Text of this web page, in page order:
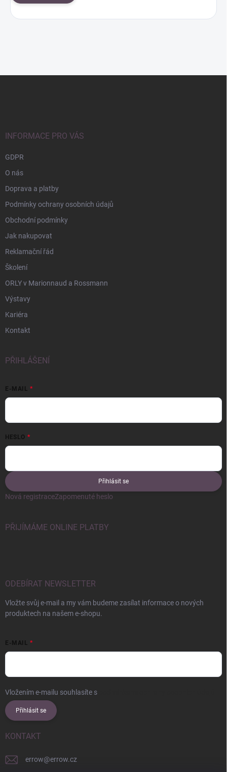
INFORMACE PRO VÁS
GDPR
O nás
Doprava a platby
Podmínky ochrany osobních údajů
Obchodní podmínky
Jak nakupovat
Reklamační řád
Školení
ORLY v Marionnaud a Rossmann
Výstavy
Kariéra
Kontakt
PŘIHLÁŠENÍ
E-MAIL
HESLO
Přihlásit se
Nová registraceZapomenuté heslo
PŘIJÍMÁME ONLINE PLATBY
ODEBÍRAT NEWSLETTER
Vložte svůj e-mail a my vám budeme zasílat informace o nových
produktech na našem e-shopu.
E-MAIL
Vložením e-mailu souhlasíte s
Přihlásit se
KONTAKT
errow@errow.cz